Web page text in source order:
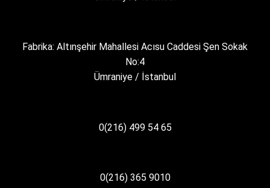
Fabrika: Altınşehir Mahallesi Acısu Caddesi Şen Sokak
No:4
Ümraniye / İstanbul
0(216) 499 54 65
0(216) 365 9010